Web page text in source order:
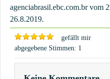
agenciabrasil.ebc.com.br vom
26.8.2019.
gefällt mir
1